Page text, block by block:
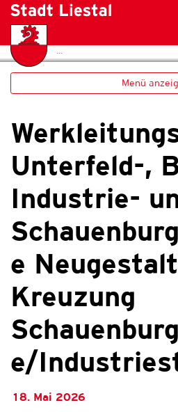
zur Startseite
Direkt zur Hauptnavigation
Direkt zum Inhalt
Direkt zur Suche
Direkt zum
Liestal
Home Neuigkeiten
Menü
Unterfeld-,
Industrie-
e
Kreuzung
e/
18. Mai 2026